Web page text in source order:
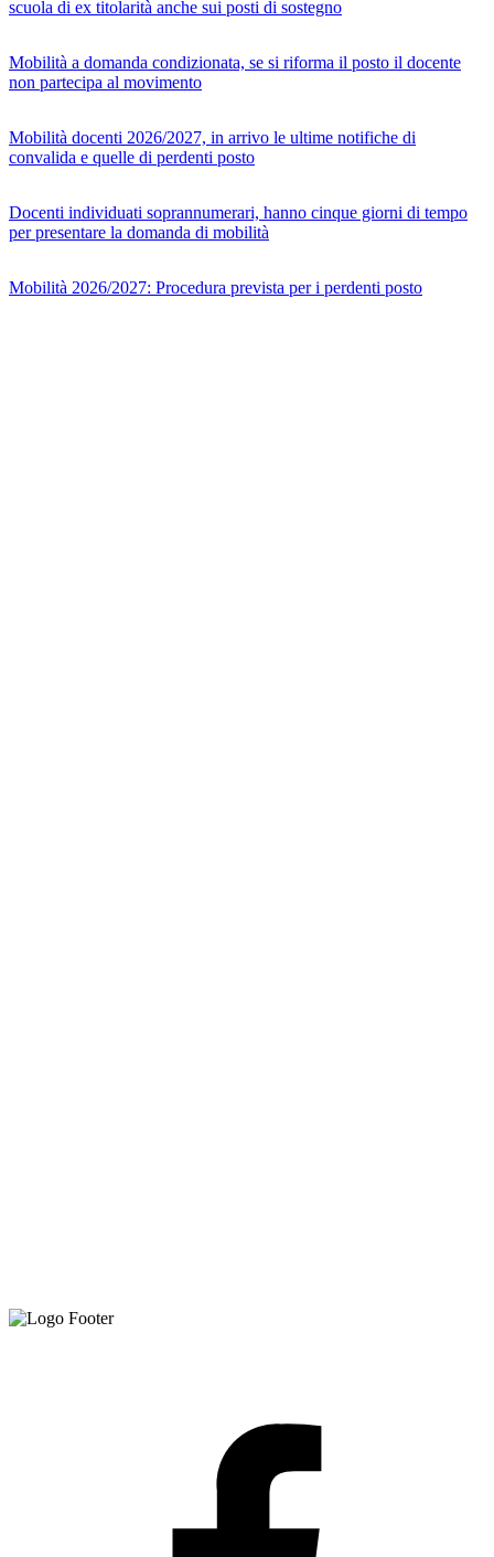
scuola di ex titolarità anche sui posti di sostegno
Mobilità a domanda condizionata, se si riforma il posto il docente
non partecipa al movimento
Mobilità docenti 2026/2027, in arrivo le ultime notifiche di
convalida e quelle di perdenti posto
Docenti individuati soprannumerari, hanno cinque giorni di tempo
per presentare la domanda di mobilità
Mobilità 2026/2027: Procedura prevista per i perdenti posto